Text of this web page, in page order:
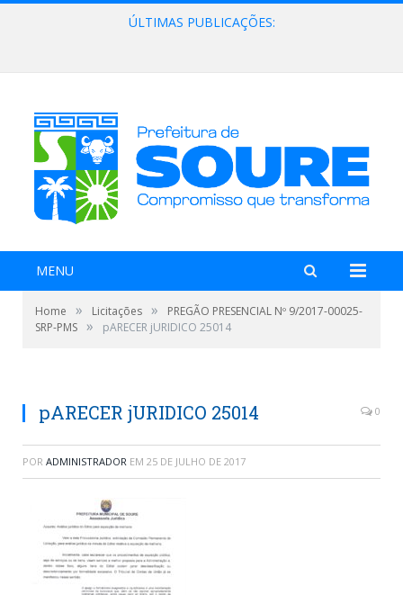
ÚLTIMAS PUBLICAÇÕES:
MENU
Home » Licitações »
PREGÃO PRESENCIAL Nº 9/2017-00025-
SRP-PMS » pARECER jURIDICO 25014
pARECER jURIDICO 25014 0
POR ADMINISTRADOR EM 25 DE JULHO DE 2017